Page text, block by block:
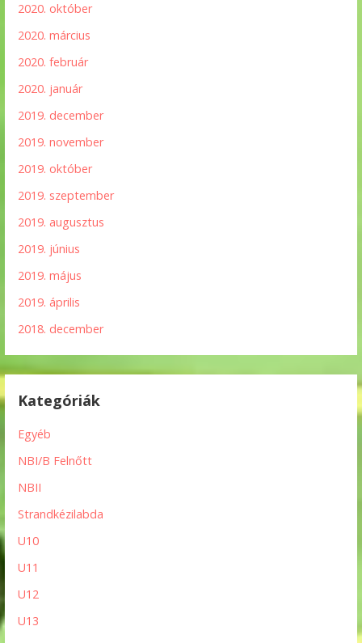
2020. október
2020. március
2020. február
2020. január
2019. december
2019. november
2019. október
2019. szeptember
2019. augusztus
2019. június
2019. május
2019. április
2018. december
Kategóriák
Egyéb
NBI/B Felnőtt
NBII
Strandkézilabda
U10
U11
U12
U13